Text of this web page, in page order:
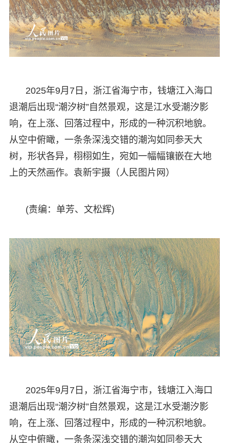
2025年9月7日，浙江省海宁市，钱塘江入海口
退潮后出现“潮汐树”自然景观，这是江水受潮汐影
响，在上涨、回落过程中，形成的一种沉积地貌。
从空中俯瞰，一条条深浅交错的潮沟如同参天大
树，形状各异，栩栩如生，宛如一幅幅镶嵌在大地
上的天然画作。袁新宇摄（人民图片网）
(责编：单芳、文松辉)
2025年9月7日，浙江省海宁市，钱塘江入海口
退潮后出现“潮汐树”自然景观，这是江水受潮汐影
响，在上涨、回落过程中，形成的一种沉积地貌。
从空中俯瞰，一条条深浅交错的潮沟如同参天大